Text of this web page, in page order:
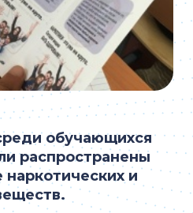
обучающихся
распространены
и